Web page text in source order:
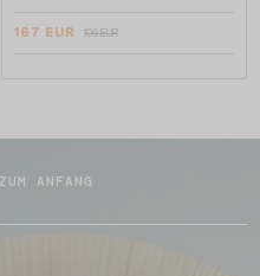
167 EUR 196 EUR
ANFANG